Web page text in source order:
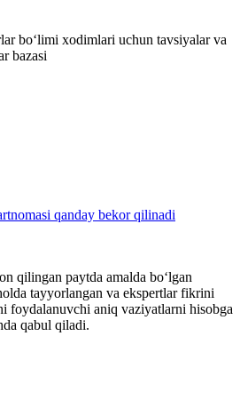
boʻlimi хodimlari uchun tavsiyalar va
bazasi
qanday bekor qilinadi
qilingan paytda amalda boʻlgan
tayyorlangan va ekspertlar fikrini
foydalanuvchi aniq vaziyatlarni hisobga
qabul qiladi.